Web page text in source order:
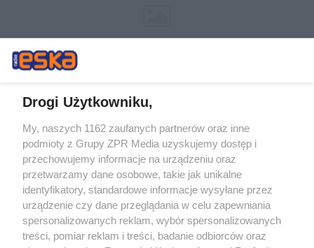
Żaden utwór zamieszczony w serwisie nie może być powielany i
rozpowszechniany lub dalej rozpowszechniany w jakikolwiek sposób (w
tym także elektroniczny lub mechaniczny) na jakimkolwiek polu
eksploatacji w jakiejkolwiek formie, włącznie z umieszczaniem w
Internecie bez pisemnej zgody właściciela praw. Jakiekolwiek użycie lub
wykorzystanie utworów w całości lub w części z naruszeniem prawa,
tzn. bez właściwej zgody, jest zabronione pod groźbą kary i może być
ścigane prawnie.
Drogi Użytkowniku,
My, naszych 1162 zaufanych partnerów oraz inne
podmioty z Grupy ZPR Media uzyskujemy dostęp i
przechowujemy informacje na urządzeniu oraz
przetwarzamy dane osobowe, takie jak unikalne
identyfikatory, standardowe informacje wysyłane przez
urządzenie czy dane przeglądania w celu zapewniania
spersonalizowanych reklam, wybór spersonalizowanych
treści, pomiar reklam i treści, badanie odbiorców oraz